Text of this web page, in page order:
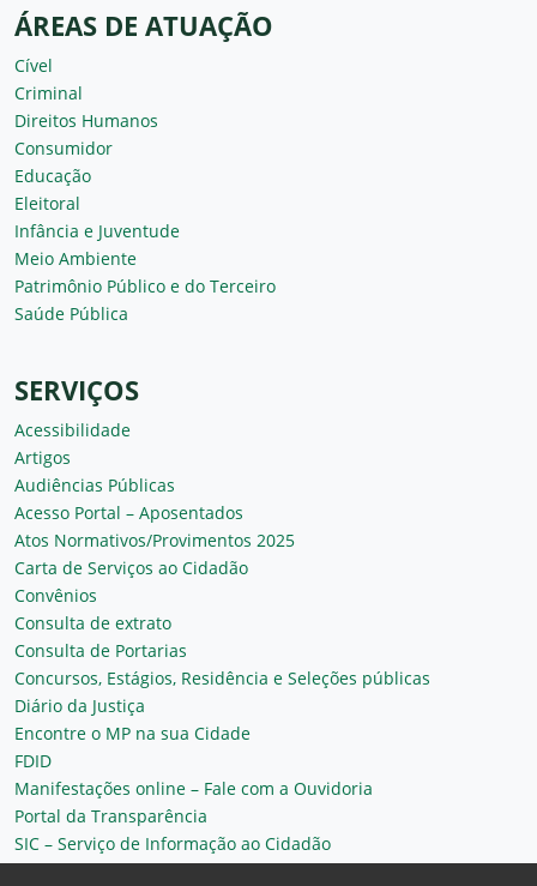
ÁREAS DE ATUAÇÃO
Cível
Criminal
Direitos Humanos
Consumidor
Educação
Eleitoral
Infância e Juventude
Meio Ambiente
Patrimônio Público e do Terceiro
Saúde Pública
SERVIÇOS
Acessibilidade
Artigos
Audiências Públicas
Acesso Portal – Aposentados
Atos Normativos/Provimentos 2025
Carta de Serviços ao Cidadão
Convênios
Consulta de extrato
Consulta de Portarias
Concursos, Estágios, Residência e Seleções públicas
Diário da Justiça
Encontre o MP na sua Cidade
FDID
Manifestações online – Fale com a Ouvidoria
Portal da Transparência
SIC – Serviço de Informação ao Cidadão
Plantão MP do Ceará